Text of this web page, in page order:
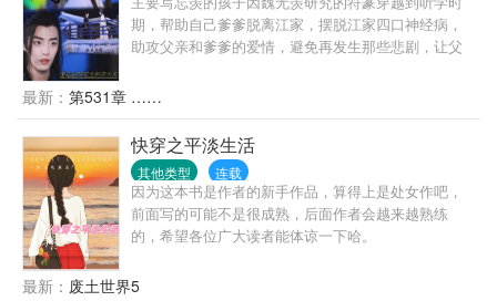
收徒的应拭雪阴鸷一笑：“小师叔，别来无恙。”应拭
雪：“……？”问：离开师门多年，恶名远扬的师侄突然
和我打招呼怎么办？再问：他不会想杀了我吧？*身子
没想到被自己那个震慑修仙界的恐怖师侄缠上了。整
应拭雪在谢鹜的庇护下将一身病气彻底洗掉。同时谢
鹜也听到了自家小师叔的心声：忘本前：忘本后：
期，帮助自己爹爹脱离江家，摆脱江家四口神经病，
助攻父亲和爹爹的爱情，避免再发生那些悲剧，让父
爹一个美好的未来，不用在经历这么多痛苦。
最新： 第531章 ……
快穿之平淡生活
其他类型 连载
因为这本书是作者的新手作品，算得上是处女作吧，
前面写的可能不是很成熟，后面作者会越来越熟练
的，希望各位广大读者能体谅一下哈。
最新： 废土世界5